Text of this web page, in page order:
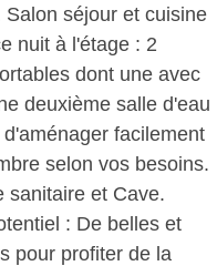
Salon séjour et cuisine
nuit à l'étage : 2
dont une avec
deuxième salle d'eau
facilement
selon vos besoins.
sanitaire et Cave.
: De belles et
pour profiter de la